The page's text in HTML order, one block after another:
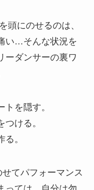
頭にのせるのは、
い…そんな状況を
ーダンサーの裏ワ
を隠す。
ける。
。
てパフォーマンス